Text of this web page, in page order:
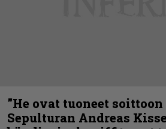
”He ovat tuoneet
Sepulturan Andreas